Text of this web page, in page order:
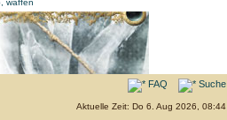
FAQ Suche
Aktuelle Zeit: Do 6. Aug 2026, 08:44